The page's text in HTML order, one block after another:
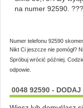
na numer 92590.
Numer telefonu 92590
Nikt Ci jeszcze nie pomógł?
Spróbuj wrócić później.
odpowie.
0048 92590 - DODAJ